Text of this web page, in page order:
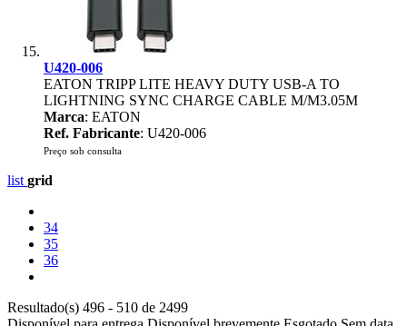
U420-006
EATON TRIPP LITE HEAVY DUTY USB-A TO
LIGHTNING SYNC CHARGE CABLE M/M3.05M
Marca: EATON
Ref. Fabricante: U420-006
Preço sob consulta
list grid
34
35
36
Resultado(s) 496 - 510 de 2499